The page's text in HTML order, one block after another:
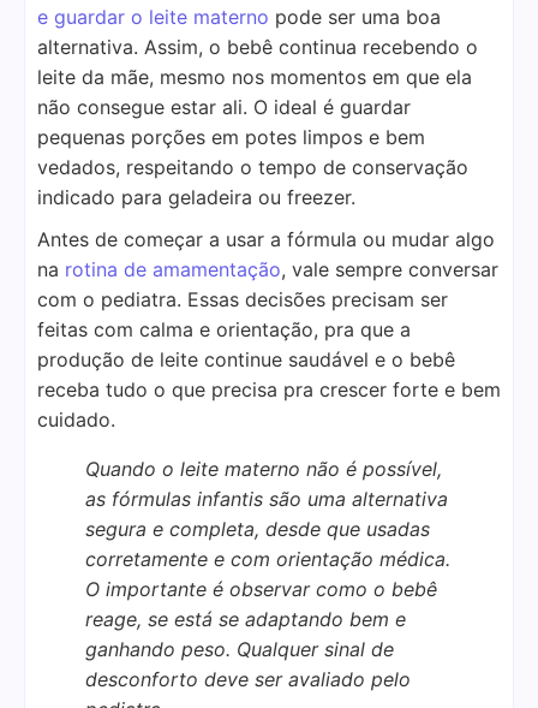
e guardar o leite materno pode ser uma boa
alternativa. Assim, o bebê continua recebendo o
leite da mãe, mesmo nos momentos em que ela
não consegue estar ali. O ideal é guardar
pequenas porções em potes limpos e bem
vedados, respeitando o tempo de conservação
indicado para geladeira ou freezer.
Antes de começar a usar a fórmula ou mudar algo
na rotina de amamentação, vale sempre conversar
com o pediatra. Essas decisões precisam ser
feitas com calma e orientação, pra que a
produção de leite continue saudável e o bebê
receba tudo o que precisa pra crescer forte e bem
cuidado.
Quando o leite materno não é possível,
as fórmulas infantis são uma alternativa
segura e completa, desde que usadas
corretamente e com orientação médica.
O importante é observar como o bebê
reage, se está se adaptando bem e
ganhando peso. Qualquer sinal de
desconforto deve ser avaliado pelo